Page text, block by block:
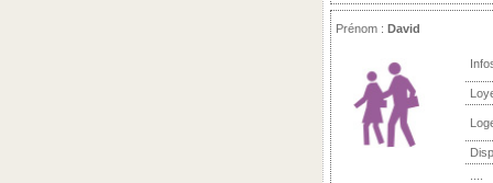
Prénom : David